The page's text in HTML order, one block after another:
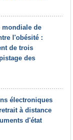
mondiale de
l'obésité :
de trois
des
électroniques
à distance
d'état